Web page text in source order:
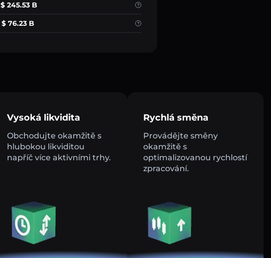
$ 245.53 B
$ 76.23 B
Vysoká likvidita
Obchodujte okamžitě s
hlubokou likviditou
napříč více aktivními trhy.
Rychlá směna
Provádějte směny
okamžitě s
optimalizovanou rychlostí
zpracování.